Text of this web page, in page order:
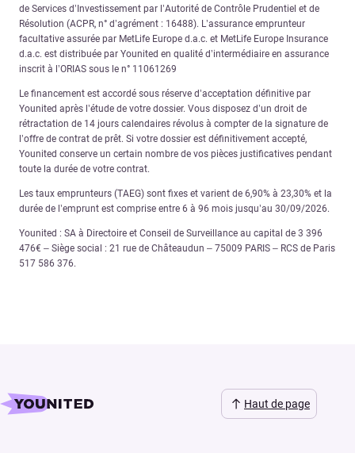
de Services d’Investissement par l’Autorité de Contrôle Prudentiel et de
Résolution (ACPR, n° d’agrément : 16488). L’assurance emprunteur
facultative assurée par MetLife Europe d.a.c. et MetLife Europe Insurance
d.a.c. est distribuée par Younited en qualité d’intermédiaire en assurance
inscrit à l’ORIAS sous le n° 11061269
Le financement est accordé sous réserve d’acceptation définitive par
Younited après l’étude de votre dossier. Vous disposez d’un droit de
rétractation de 14 jours calendaires révolus à compter de la signature de
l’offre de contrat de prêt. Si votre dossier est définitivement accepté,
Younited conserve un certain nombre de vos pièces justificatives pendant
toute la durée de votre contrat.
Les taux emprunteurs (TAEG) sont fixes et varient de 6,90% à 23,30% et la
durée de l’emprunt est comprise entre 6 à 96 mois jusqu’au 30/09/2026.
Younited : SA à Directoire et Conseil de Surveillance au capital de 3 396
476€ – Siège social : 21 rue de Châteaudun – 75009 PARIS – RCS de Paris
517 586 376.
Haut de page